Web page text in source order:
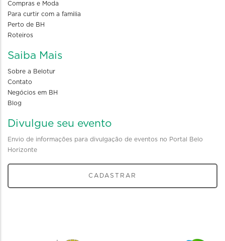
Compras e Moda
Para curtir com a familia
Perto de BH
Roteiros
Saiba Mais
Sobre a Belotur
Contato
Negócios em BH
Blog
Divulgue seu evento
Envio de informações para divulgação de eventos no Portal Belo
Horizonte
CADASTRAR